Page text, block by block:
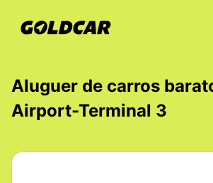
Aluguer de carros
Airport-Terminal 3